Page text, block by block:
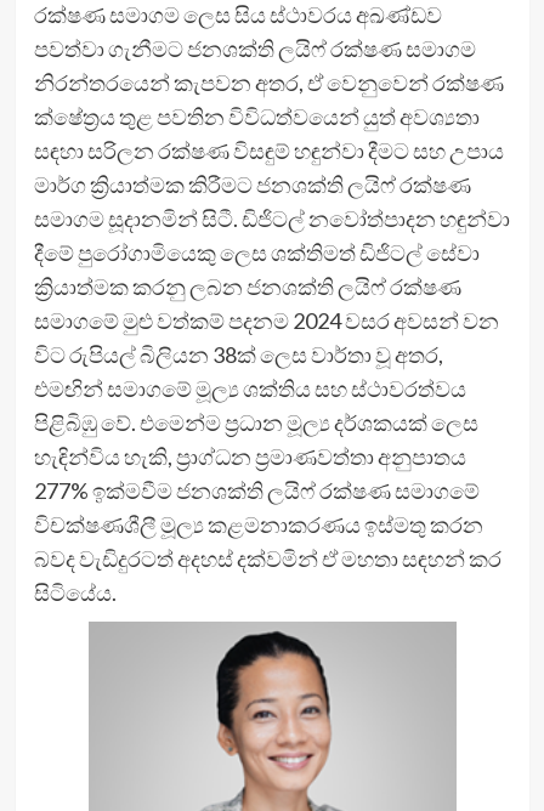
රක්ෂණ සමාගම ලෙස සිය ස්ථාවරය අඛණ්ඩව
පවත්වා ගැනීමට ජනශක්ති ලයිෆ් රක්ෂණ සමාගම
නිරන්තරයෙන් කැපවන අතර, ඒ වෙනුවෙන් රක්ෂණ
ක්ෂේත්‍රය තුළ පවතින විවිධත්වයෙන් යුත් අවශ්‍යතා
සඳහා සරිලන රක්ෂණ විසඳුම් හඳුන්වා දීමට සහ උපාය
මාර්ග ක්‍රියාත්මක කිරීමට ජනශක්ති ලයිෆ් රක්ෂණ
සමාගම සූදානමින් සිටී. ඩිජිටල් නවෝත්පාදන හඳුන්වා
දීමේ පුරෝගාමියෙකු ලෙස ශක්තිමත් ඩිජිටල් සේවා
ක්‍රියාත්මක කරනු ලබන ජනශක්ති ලයිෆ් රක්ෂණ
සමාගමේ මුළු වත්කම් පදනම 2024 වසර අවසන් වන
විට රුපියල් බිලියන 38ක් ලෙස වාර්තා වූ අතර,
එමඟින් සමාගමේ මූල්‍ය ශක්තිය සහ ස්ථාවරත්වය
පිළිබිඹු වේ. එමෙන්ම ප්‍රධාන මූල්‍ය දර්ශකයක් ලෙස
හැඳින්විය හැකි, ප්‍රාග්ධන ප්‍රමාණවත්තා අනුපාතය
277% ඉක්මවීම ජනශක්ති ලයිෆ් රක්ෂණ සමාගමේ
විචක්ෂණශීලී මූල්‍ය කළමනාකරණය ඉස්මතු කරන
බවද වැඩිදුරටත් අදහස් දක්වමින් ඒ මහතා සඳහන් කර
සිටියේය.